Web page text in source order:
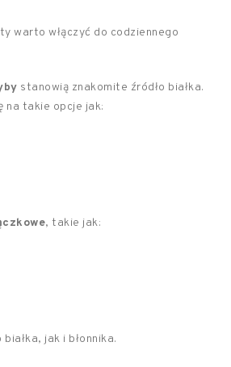
warto włączyć do codziennego
stanowią znakomite źródło białka.
na takie opcje jak:
, takie jak:
jak i błonnika.